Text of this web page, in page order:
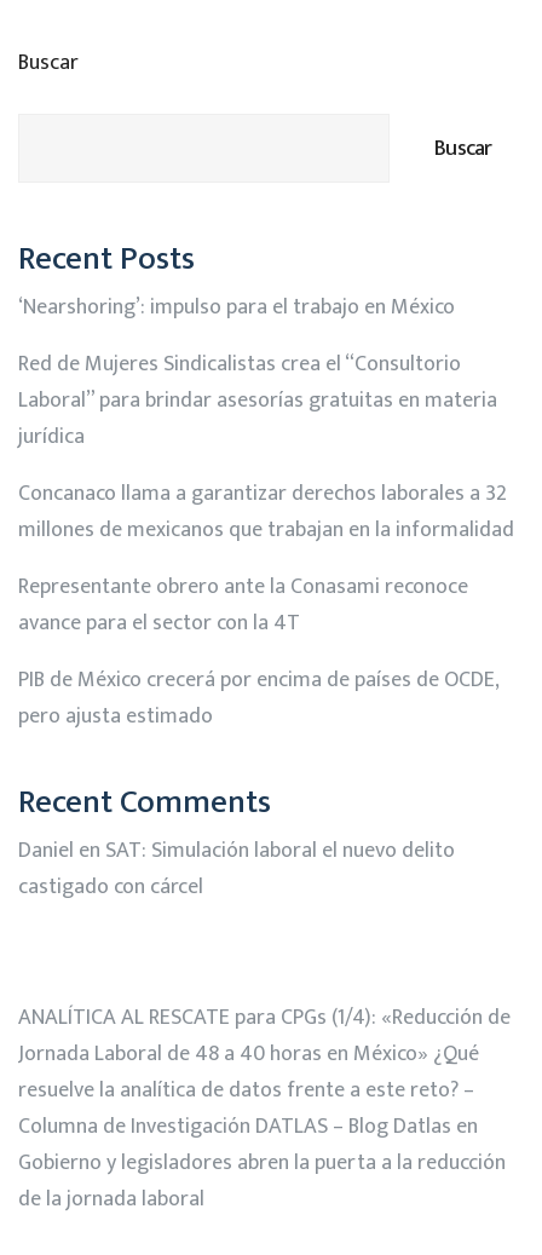
Buscar
Buscar
Recent Posts
‘Nearshoring’: impulso para el trabajo en México
Red de Mujeres Sindicalistas crea el “Consultorio
Laboral” para brindar asesorías gratuitas en materia
jurídica
Concanaco llama a garantizar derechos laborales a 32
millones de mexicanos que trabajan en la informalidad
Representante obrero ante la Conasami reconoce
avance para el sector con la 4T
PIB de México crecerá por encima de países de OCDE,
pero ajusta estimado
Recent Comments
Daniel en SAT: Simulación laboral el nuevo delito
castigado con cárcel
ANALÍTICA AL RESCATE para CPGs (1/4): «Reducción de
Jornada Laboral de 48 a 40 horas en México» ¿Qué
resuelve la analítica de datos frente a este reto? –
Columna de Investigación DATLAS – Blog Datlas en
Gobierno y legisladores abren la puerta a la reducción
de la jornada laboral